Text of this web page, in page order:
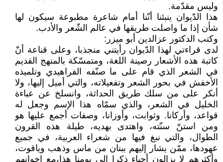
وليس مقدّمة.
هذا الدّيوان ينبئنا أنّنا أمام شاعرة مطبوعة سيكون لها
شأن إذا ما واصلت طريقها في عالم الشّعر والأدب.
وكتب الدكتور عزالدين أبو ميزر:
لدى قراءتي لهذا الدّيوان رأيتني منجذبا، وعلى قناعة أنّ
كاتبة هذه الأشعار رصينة اللغة، ومتمسّكة بالمنهج القديم
في الشعر الذي قام على ما صنّفه الفراهيدي وتلميذه
الأخفش في بحور الشعر وتفعيلاته، والتي أميل إليها، ولا
أنكر على من سلك طريق الحداثة، وانسلخ عن عباءة
الخليل في الشعر، والذي سمّاه هذا الإسم وجعل له
قواعد، وأركانا. وثوابت، وأوزانا، وصفات أجمع عليها هو
ومن استنّ سنّته، واهتدى بهديه، طيلة هذه القرون
الطوال، والتي نبغ فيها من شعراء العربية، في جميع
عهودها، ممّن يشار إليهم ببنان من ماس وذهب وياقوت،
وأكثرهم لا يزالون أحياء ذكرا إلى يومنا هذا،مع إخوانهم